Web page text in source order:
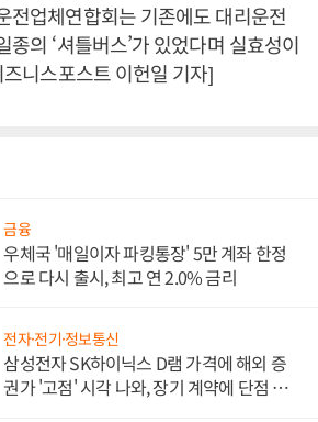
전업체연합회는 기존에도 대리운전
의 ‘셔틀버스’가 있었다며 실효성이
니스포스트 이헌일 기자]
금융
우체국 '매일이자 파킹통장' 5만 계좌 한정
으로 다시 출시, 최고 연 2.0% 금리
전자·전기·정보통신
삼성전자 SK하이닉스 D램 가격에 해외 증
권가 '고점' 시각 나와, 장기 계약에 단점 부